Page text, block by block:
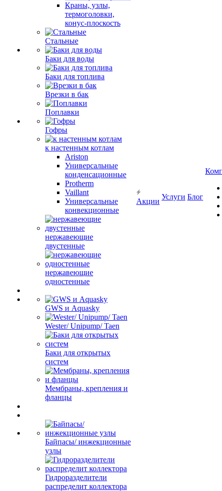
Краны, узлы,
термоголовки,
конус-плоскость
Стальные
Баки для воды
Баки для топлива
Врезки в бак
Поплавки
Гофры
к настенным котлам
Ariston
Универсальные
конденсационные
Protherm
Vaillant
Универсальные
конвекционные
нержавеющие
двустенные
нержавеющие
одностенные
GWS и Aquasky
Wester/ Unipump/ Taen
Баки для открытых
систем
Мембраны, крепления и
фланцы
Байпасы/ инжекционные
узлы
Гидроразделители
распределит коллектора
Акции
Услуги Блог